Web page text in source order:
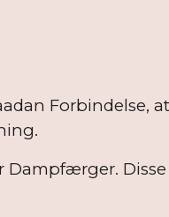
Forbindelse,